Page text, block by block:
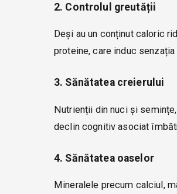
2. Controlul greutății
Deși au un conținut caloric
proteine, care induc
3. Sănătatea creierului
Nutrienții din nuci și
declin cognitiv asociat
4. Sănătatea oaselor
Mineralele precum calciul,